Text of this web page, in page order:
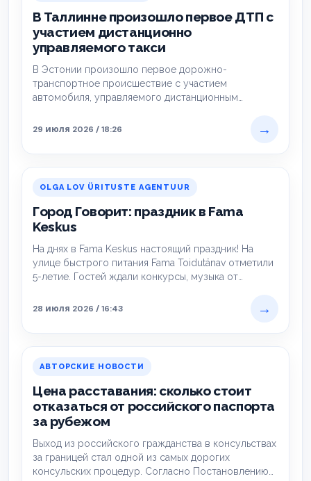
В Таллинне произошло первое ДТП с
участием дистанционно
управляемого такси
В Эстонии произошло первое дорожно-
транспортное происшествие с участием
автомобиля, управляемого дистанционным
пострадавших, однако вызвал внимание к…
29 июля 2026 / 18:26 →
OLGA LOV ÜRITUSTE AGENTUUR
Город Говорит: праздник в Fama
Keskus
На днях в Fama Keskus настоящий праздник! На
улице быстрого питания Fama Toidutänav отметили
5-летие. Гостей ждали конкурсы, музыка от…
28 июля 2026 / 16:43 →
АВТОРСКИЕ НОВОСТИ
Цена расставания: сколько стоит
отказаться от российского паспорта
за рубежом
Выход из российского гражданства в консульствах
за границей стал одной из самых дорогих
консульских процедур. Согласно Постановлению